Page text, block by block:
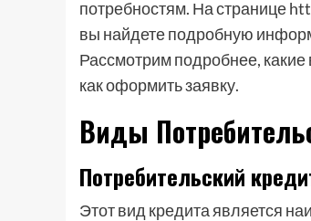
потребностям. На странице
вы найдете подробную
Рассмотрим подробнее,
как оформить заявку.
Виды
Потребительский
Этот вид кредита является